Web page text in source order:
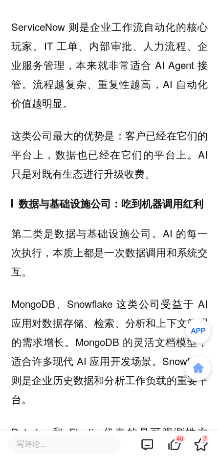
ServiceNow 则是企业工作流自动化的核心
玩家。IT 工单、内部审批、人力流程、企
业服务管理，本来就非常适合 AI Agent 接
管。流程越复杂、重复性越高，AI 自动化
价值越明显。
这类公司最大的优势是：客户已经在它们的
平台上，数据也已经在它们的平台上。AI
只是对既有生态进行升级收费。
数据与基础设施公司：吃到机器调用红利
第二类是数据与基础设施公司。AI 的每一
次执行，本质上都是一次数据调用和系统交
互。
MongoDB、Snowflake 这类公司受益于 AI
应用对数据存储、检索、分析和上下文管理
的需求增长。MongoDB 的灵活文档模型，
适合许多现代 AI 应用开发场景。Snowflake
则是企业历史数据和分析工作负载的重要平
台。
Datadog 和 Elastic 代表的是可观测性方
向。AI Agent 越多，系统越复杂，企业越需
写评论... 40 7